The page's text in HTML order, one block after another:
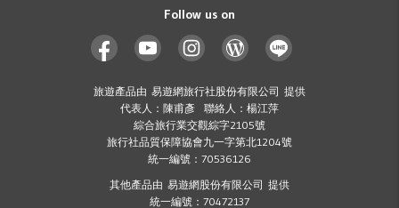
Follow us on
旅遊產品由 易遊網旅行社股份有限公司 提供
代表人：陳甫彥 聯絡人：楊江萍
綜合旅行業交觀綜字2105號
旅行社品質保障協會九一字第北1204號
統一編號：70536126
其他產品由 易遊網股份有限公司 提供
統一編號：70472137